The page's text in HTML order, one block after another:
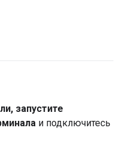
запустите
и подключитесь